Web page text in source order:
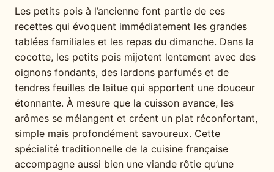
Les petits pois à l’ancienne font partie de ces
recettes qui évoquent immédiatement les grandes
tablées familiales et les repas du dimanche. Dans la
cocotte, les petits pois mijotent lentement avec des
oignons fondants, des lardons parfumés et de
tendres feuilles de laitue qui apportent une douceur
étonnante. À mesure que la cuisson avance, les
arômes se mélangent et créent un plat réconfortant,
simple mais profondément savoureux. Cette
spécialité traditionnelle de la cuisine française
accompagne aussi bien une viande rôtie qu’une